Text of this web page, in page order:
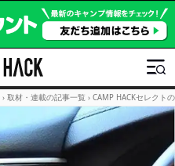
› 取材・連載の記事一覧 › CAMP HACKセレクト